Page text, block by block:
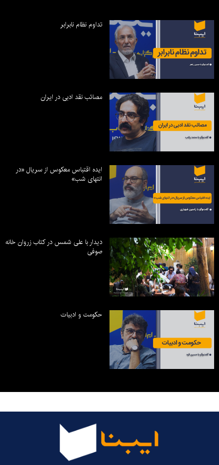
تداوم نظام نابرابر
مصائب نقد ادبی در ایران
ایده اقتباس معکوس از سریال «در
انتهای شب»
دیدار با علی شمس در کتاب زروان خانه
صوفی
حکومت و ادبیات